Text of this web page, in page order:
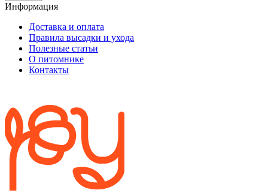
Информация
Доставка и оплата
Правила высадки и ухода
Полезные статьи
О питомнике
Контакты